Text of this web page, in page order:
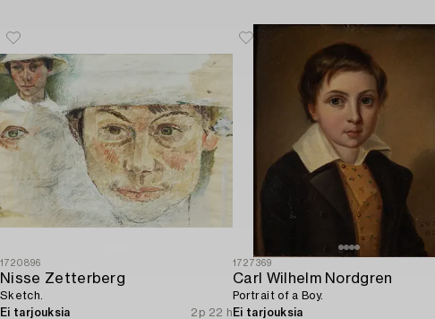
1720896
Nisse Zetterberg
Sketch.
Ei tarjouksia
2p 22 h
1727369
Carl Wilhelm Nordgren
Portrait of a Boy.
Ei tarjouksia